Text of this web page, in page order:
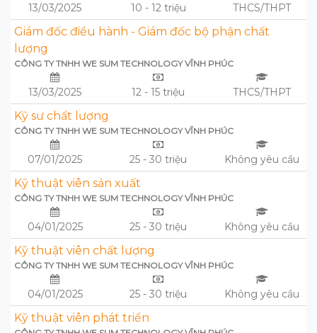
13/03/2025 10 - 12 triệu THCS/THPT
Giám đốc điều hành - Giám đốc bộ phận chất
lượng
CÔNG TY TNHH WE SUM TECHNOLOGY VĨNH PHÚC
13/03/2025 12 - 15 triệu THCS/THPT
Kỹ sư chất lượng
CÔNG TY TNHH WE SUM TECHNOLOGY VĨNH PHÚC
07/01/2025 25 - 30 triệu Không yêu cầu
Kỹ thuật viên sản xuất
CÔNG TY TNHH WE SUM TECHNOLOGY VĨNH PHÚC
04/01/2025 25 - 30 triệu Không yêu cầu
Kỹ thuật viên chất lượng
CÔNG TY TNHH WE SUM TECHNOLOGY VĨNH PHÚC
04/01/2025 25 - 30 triệu Không yêu cầu
Kỹ thuật viên phát triển